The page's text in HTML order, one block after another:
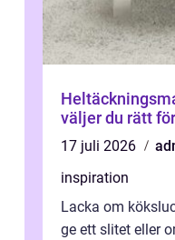
väljer du rätt
17 juli 2026
inspiration
Lacka om
ge ett slitet eller